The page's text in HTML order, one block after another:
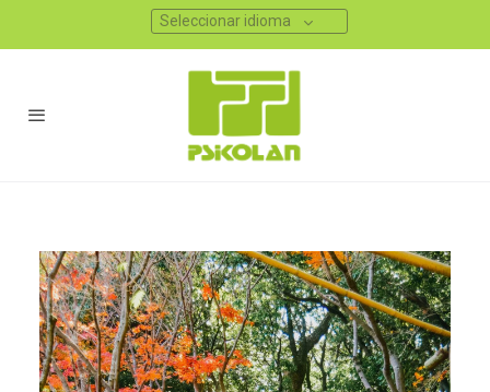
Seleccionar idioma